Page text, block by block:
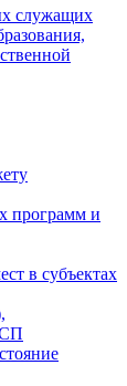
служащих
программ и
в субъектах